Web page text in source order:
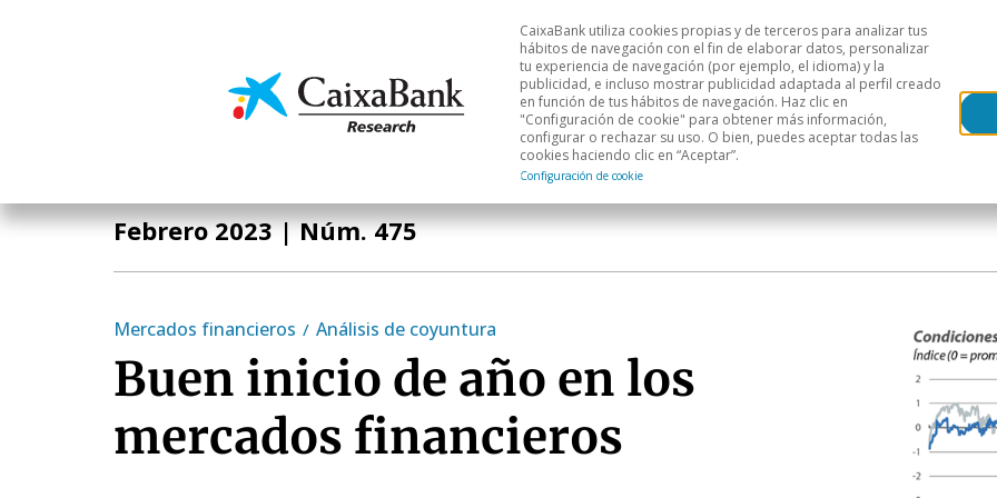
Economía y mercados Análisis sectorial Áreas geográficas
CaixaBank utiliza cookies propias y de terceros para analizar tus
hábitos de navegación con el fin de elaborar datos, personalizar
tu experiencia de navegación (por ejemplo, el idioma) y la
publicidad, e incluso mostrar publicidad adaptada al perfil creado
en función de tus hábitos de navegación. Haz clic en
"Configuración de cookie" para obtener más información,
configurar o rechazar su uso. O bien, puedes aceptar todas las
cookies haciendo clic en “Aceptar”.
Configuración de cookie
Febrero 2023| Núm. 475
Mercados financieros Análisis de coyuntura
Buen inicio de año en los
mercados financieros